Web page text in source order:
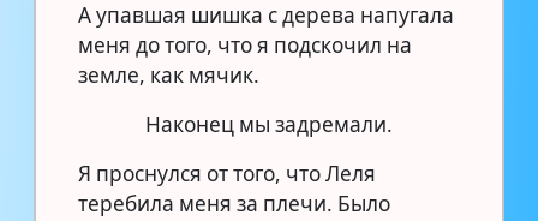
А упавшая шишка с дерева напугала
меня до того, что я подскочил на
земле, как мячик.
Наконец мы задремали.
Я проснулся от того, что Леля
теребила меня за плечи. Было